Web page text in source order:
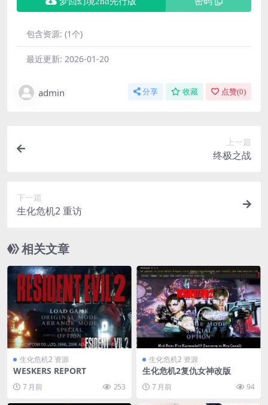
包含资源: (1个)
最近更新: 2026-01-20
admin 分享 收藏 点赞(0)
上一篇
终极之战
下一篇
生化危机2 重访
相关文章
生化危机2 资源
WESKERS REPORT
7 月前 253
生化危机2 资源
生化危机2复仇女神改版
7 月前 94